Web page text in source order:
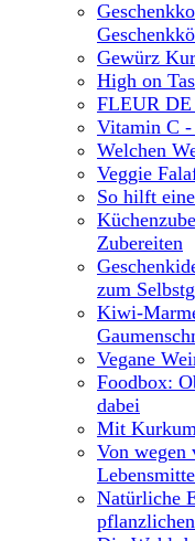
Gewürz
High on
FLEUR DE
Vitamin C -
Welchen
Veggie
So hilft
Zubereiten
zum
Kiwi-
Vegane
Foodbox:
dabei
Mit
Von wegen
Natürliche